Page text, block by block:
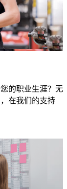
的职业生涯？无
在我们的支持